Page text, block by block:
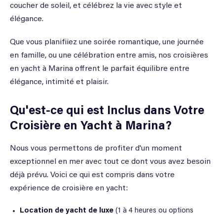
coucher de soleil, et célébrez la vie avec style et
élégance.
Que vous planifiiez une soirée romantique, une journée
en famille, ou une célébration entre amis, nos croisières
en yacht à Marina offrent le parfait équilibre entre
élégance, intimité et plaisir.
Qu'est-ce qui est Inclus dans Votre
Croisière en Yacht à Marina?
Nous vous permettons de profiter d'un moment
exceptionnel en mer avec tout ce dont vous avez besoin
déjà prévu. Voici ce qui est compris dans votre
expérience de croisière en yacht:
Location de yacht de luxe (1 à 4 heures ou options